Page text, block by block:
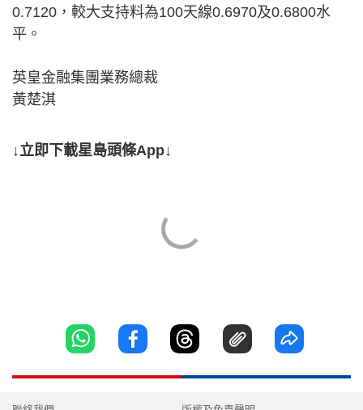
0.7120，較大支持料為100天線0.6970及0.6800水
平。
英皇金融集團業務總裁
黃楚淇
↓立即下載星島頭條App↓